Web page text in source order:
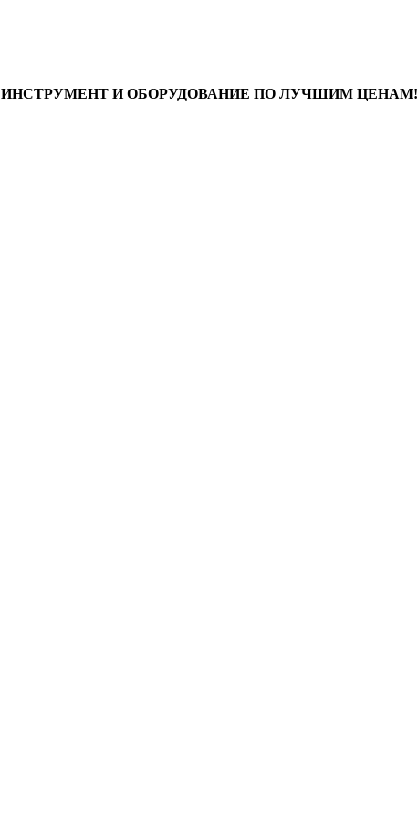
ИНСТРУМЕНТ И ОБОРУДОВАНИЕ ПО ЛУЧШИМ ЦЕНАМ!